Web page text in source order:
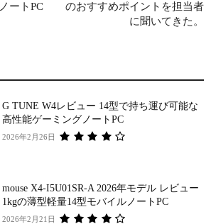
ートPC
のおすすめポイントを担当者
に聞いてきた。
G TUNE W4レビュー 14型で持ち運び可能な
高性能ゲーミングノートPC
2026年2月26日
mouse X4-I5U01SR-A 2026年モデル レビュー
1kgの薄型軽量14型モバイルノートPC
2026年2月21日